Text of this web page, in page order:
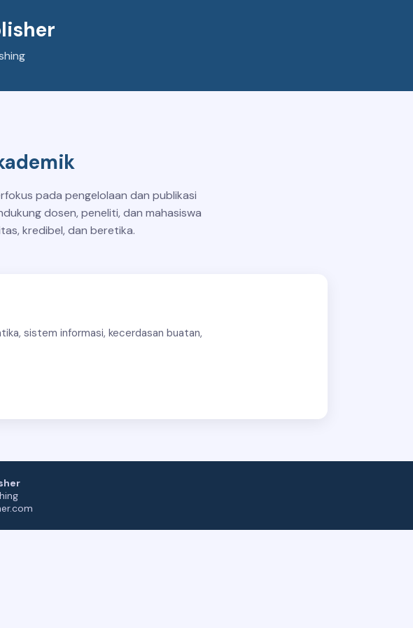
pada pengelolaan dan publikasi
dosen, peneliti, dan mahasiswa
kredibel, dan beretika.
sistem informasi, kecerdasan buatan,